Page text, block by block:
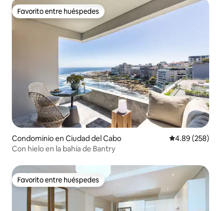
Favorito entre huéspedes
Favorito entre huéspedes
Condominio en Ciudad del Cabo Calificación
4.89 (258)
Con hielo en la bahía de Bantry
Favorito entre huéspedes
Favorito entre huéspedes